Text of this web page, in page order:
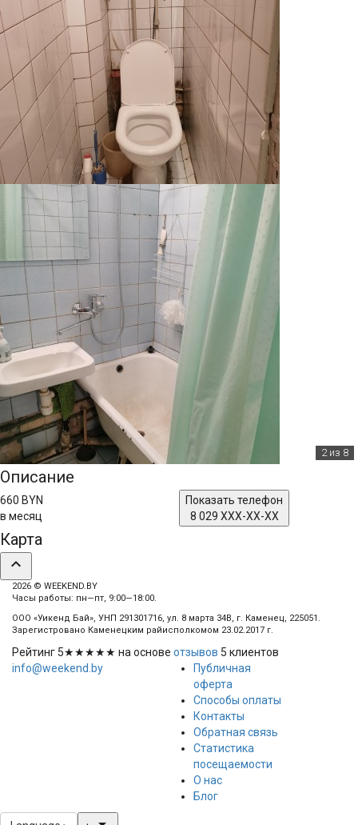
2из 8
Описание
660 BYN
в месяц
Показать телефон
8 029 XXX-XX-XX
Карта
expand_less
2026 © WEEKEND.BY
Часы работы: пн—пт, 9:00—18:00.
ООО «Уикенд Бай», УНП 291301716, ул. 8 марта 34В, г. Каменец, 225051.
Зарегистровано Каменецким райисполкомом 23.02.2017 г.
Рейтинг 5★★★★★ на основе отзывов 5 клиентов
info@weekend.by
Публичная
оферта
Способы оплаты
Контакты
Обратная связь
Статистика
посещаемости
О нас
Блог